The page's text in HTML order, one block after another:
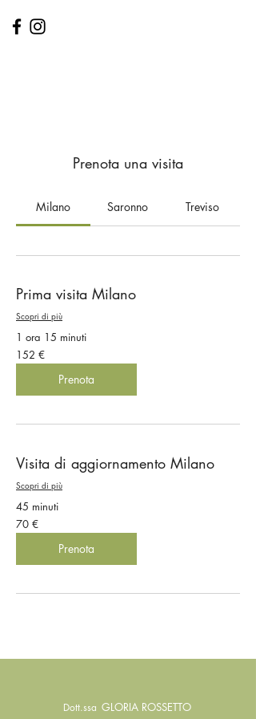
Prenota una visita
Milano Saronno Treviso
Prima visita Milano
Scopri di più
1 ora 15 minuti
152
euro
152 €
Prenota
Visita di aggiornamento Milano
Scopri di più
45 minuti
70
euro
70 €
Prenota
GLORIA ROSSETTO
Dott.ssa